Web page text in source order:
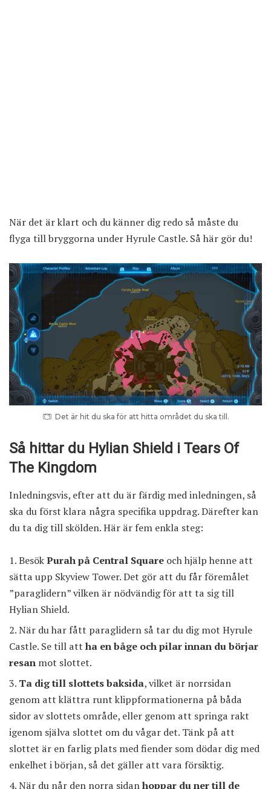
När det är klart och du känner dig redo så måste du
flyga till bryggorna under Hyrule Castle. Så här gör du!
Det är hit du ska för att hitta området du ska till.
Så hittar du Hylian Shield i Tears Of
The Kingdom
Inledningsvis, efter att du är färdig med inledningen, så
ska du först klara några specifika uppdrag. Därefter kan
du ta dig till skölden. Här är fem enkla steg:
BesökPurah på Central Square och hjälp henne att
sätta upp Skyview Tower. Det gör att du får föremålet
”paraglidern” vilken är nödvändig för att ta sig till
Hylian Shield.
När du har fått paraglidern så tar du dig mot Hyrule
Castle. Se till att ha en båge och pilar innan du börjar
resan mot slottet.
Ta dig till slottets baksida, vilket är norrsidan
genom att klättra runt klippformationerna på båda
sidor av slottets område, eller genom att springa rakt
igenom själva slottet om du vågar det. Tänk på att
slottet är en farlig plats med fiender som dödar dig med
enkelhet i början, så det gäller att vara försiktig.
När du når den norra sidanhoppar du ner till de